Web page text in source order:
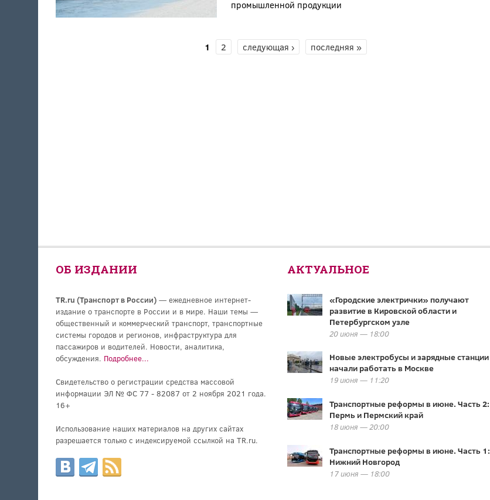
промышленной продукции
1 2 следующая › последняя »
ОБ ИЗДАНИИ
TR.ru (Транспорт в России)— ежедневное интернет-
издание о транспорте в России и в мире. Наши темы —
общественный и коммерческий транспорт, транспортные
системы городов и регионов, инфраструктура для
пассажиров и водителей. Новости, аналитика,
обсуждения. Подробнее...
Свидетельство о регистрации средства массовой
информации ЭЛ № ФС 77 - 82087 от 2 ноября 2021 года.
16+
Использование наших материалов на других сайтах
разрешается только с индексируемой ссылкой на TR.ru.
АКТУАЛЬНОЕ
«Городские электрички» получают
развитие в Кировской области и
Петербургском узле
20 июня — 18:00
Новые электробусы и зарядные станции
начали работать в Москве
19 июня — 11:20
Транспортные реформы в июне. Часть 2:
Пермь и Пермский край
18 июня — 20:00
Транспортные реформы в июне. Часть 1:
Нижний Новгород
17 июня — 18:00